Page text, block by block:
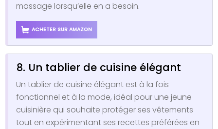
massage lorsqu’elle en a besoin.
ACHETER SUR AMAZON
8. Un tablier de cuisine élégant
Un tablier de cuisine élégant est à la fois
fonctionnel et à la mode, idéal pour une jeune
cuisinière qui souhaite protéger ses vêtements
tout en expérimentant ses recettes préférées en